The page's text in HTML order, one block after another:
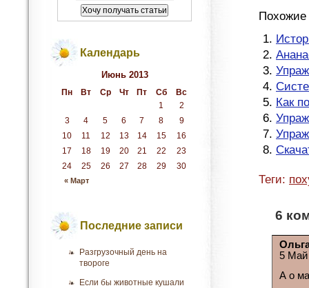
Календарь
Июнь 2013
Пн Вт Ср Чт Пт Сб Вс
« Март
1
2
3
4 5 6 7 8
9
10
11 12 13 14 15
16
17
18 19 20 21 22
23
24
25 26 27 28 29 30
Последние записи
Разгрузочный день на
твороге
Если бы животные кушали
Похожие
Как
Теги:
6
5 Май
А о